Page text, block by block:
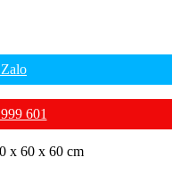
601
x 60 x 60 cm​